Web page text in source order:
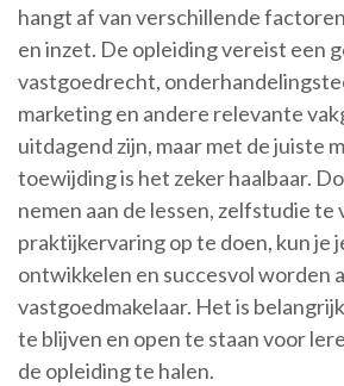
hangt af van verschillende
en inzet. De opleiding vereist een
vastgoedrecht,
marketing en andere relevante
uitdagend zijn, maar met de juiste
toewijding is het zeker haalbaar.
nemen aan de lessen, zelfstudie
praktijkervaring op te doen, kun je
ontwikkelen en succesvol worden
vastgoedmakelaar. Het is
te blijven en open te staan voor
de opleiding te halen.